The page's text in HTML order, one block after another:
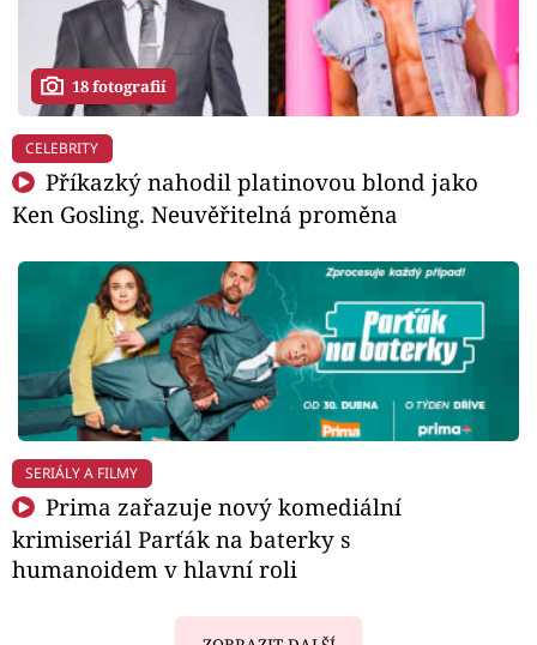
18 fotografií
CELEBRITY
Příkazký nahodil platinovou blond jako
Ken Gosling. Neuvěřitelná proměna
SERIÁLY A FILMY
Prima zařazuje nový komediální
krimiseriál Parťák na baterky s
humanoidem v hlavní roli